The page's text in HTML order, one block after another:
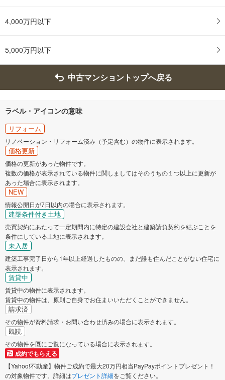
4,000万円以下
5,000万円以下
中古マンショントップへ戻る
ラベル・アイコンの意味
リフォーム
リノベーション・リフォーム済み（予定含む）の物件に表示されます。
価格更新
価格の更新があった物件です。
複数の価格が表示されている物件に関しましてはそのうちの１つ以上に更新が
あった場合に表示されます。
NEW
情報公開日が7日以内の場合に表示されます。
建築条件付き土地
売買契約にあたって一定期間内に特定の建設会社と建築請負契約を結ぶことを
条件にしている土地に表示されます。
未入居
建築工事完了日から1年以上経過したものの、まだ誰も住んだことがない住宅に
表示されます。
賃貸中
賃貸中の物件に表示されます。
賃貸中の物件は、原則ご自身でお住まいいただくことができません。
請求済
その物件が資料請求・お問い合わせ済みの場合に表示されます。
既読
その物件を既にご覧になっている場合に表示されます。
成約でもらえる
【Yahoo!不動産】物件ご成約で最大20万円相当PayPayポイントプレゼント！
の対象物件です。詳細はプレゼント詳細をご覧ください。